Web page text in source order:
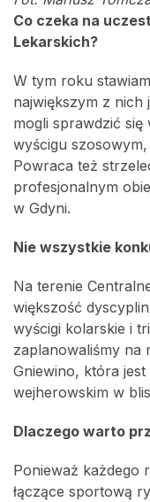
Co czeka na
Lekarskich?
W tym roku
największym z nich
mogli sprawdzić się
wyścigu
Powraca też
profesjonalnym
w Gdyni.
Nie wszystkie
Na terenie
większość
wyścigi kolarskie i
zaplanowaliśmy na
Gniewino, która
wejherowskim w
Dlaczego warto
Ponieważ każdego
łączące sportową